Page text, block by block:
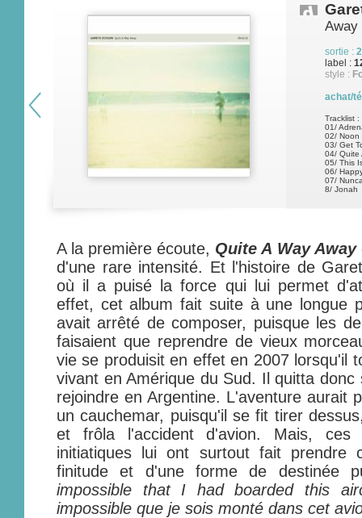
Away
sortie :
label :
style :
achat/
Tracklist :
01/
02/ Noon
03/ Get
04/ Quite
05/ This
06/
07/
8/ Jonah
A la première écoute, Quite A Way Away
d'une rare intensité. Et l'histoire de
où il a puisé la force qui lui permet
effet, cet album fait suite à une longue
avait arrêté de composer, puisque les
faisaient que reprendre de vieux
vie se produisit en effet en 2007 lorsqu'il
vivant en Amérique du Sud. Il quitta
rejoindre en Argentine. L'aventure aurait
un cauchemar, puisqu'il se fit tirer
et frôla l'accident d'avion. Mais, ces
initiatiques lui ont surtout fait prendre
finitude et d'une forme de destinée
impossible that I had boarded this
impossible que je sois monté dans cet